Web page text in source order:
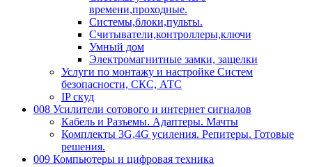
времени,проходные.
Системы,блоки,пульты.
Считыватели,контроллеры,ключи
Умный дом
Электромагнитные замки, защелки
Услуги по монтажу и настройке Систем
безопасности, СКС, АТС
IP скуд
008 Усилители сотового и интернет сигналов
Кабель и Разъемы. Адаптеры. Мачты
Комплекты 3G,4G усиления. Репитеры. Готовые
решения.
009 Компьютеры и цифровая техника